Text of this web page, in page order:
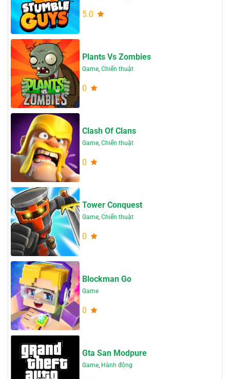
5.0
Plants Vs Zombies
Game, Chiến thuật
0
Clash Of Clans
Game, Chiến thuật
0
Tower Conquest
Game, Chiến thuật
0
Blockman Go
Game
0
Gta San Modpure
Game, Hành động